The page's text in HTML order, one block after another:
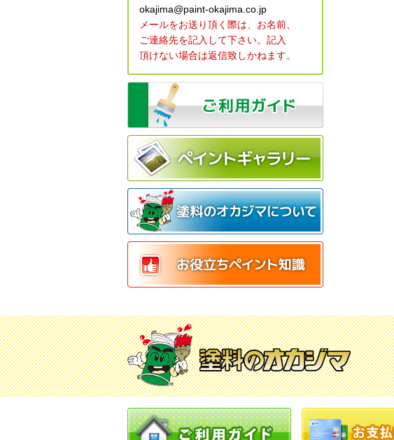
okajima@paint-okajima.co.jp
メールをお送り頂く際は、 お名前、
ご連絡先を記入して下さい。 記入
頂けない場合は返信致しかねます。